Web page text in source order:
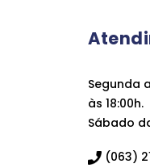
Segunda
às 18:00h.
Sábado
(063)